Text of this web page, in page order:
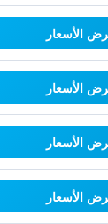
الأسعار
الأسعار
الأسعار
الأسعار